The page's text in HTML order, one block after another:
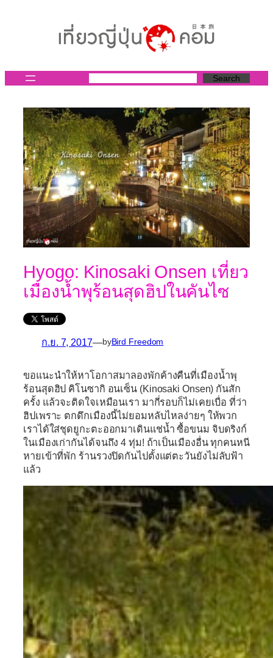
Search
Hyogo: Kinosaki Onsen เที่ยว
เมืองน้ำพุร้อนสุดฮิปในคันไซ
ก.ย. 7, 2017—byBird Freedom
ขอแนะนำให้หาโอกาสมาลองพักค้างคืนที่เมืองน้ำพุ
ร้อนสุดฮิป คิโนซากิ อนเซ็น (Kinosaki Onsen) กันสัก
ครั้ง แล้วจะติดใจเหมือนเรา มากี่รอบก็ไม่เคยเบื่อ ที่ว่า
ฮิปเพราะ ตกดึกเมืองนี้ไม่ยอมหลับไหลง่ายๆ ให้พวก
เราได้ใส่ชุดยูกะตะออกมาเดินแช่น้ำ ซื้อขนม จิบดริงก์
ในเมืองเก่ากันได้จนถึง 4 ทุ่ม! ถ้าเป็นเมืองอื่น ทุกคนหนี
หายเข้าที่พัก ร้านรวงปิดกันไปตั้งแต่ตะวันยังไม่ลับฟ้า
แล้ว